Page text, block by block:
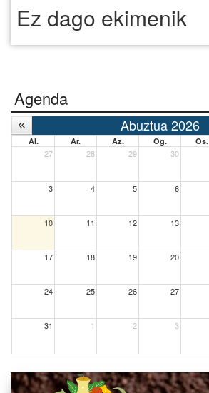
Ez dago ekimenik
Agenda
Abuztua 2026
Al. Ar. Az. Og. Os.
27 28 29 30
3 4 5 6
10 11 12 13
17 18 19 20
24 25 26 27
31 1 2 3